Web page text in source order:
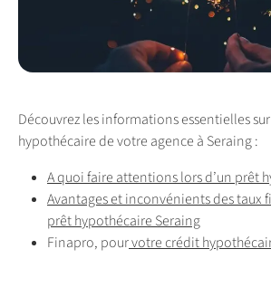
Découvrez les informations essentielles
hypothécaire de votre agence à Seraing :
A quoi faire attentions lors d’un prêt
Avantages et inconvénients des taux
prêt hypothécaire Seraing
Finapro, pourvotre crédit